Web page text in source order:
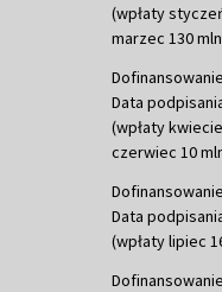
(wpłaty
marzec 130
Data
(wpłaty
czerwiec 10
Data
(wpłaty lipiec